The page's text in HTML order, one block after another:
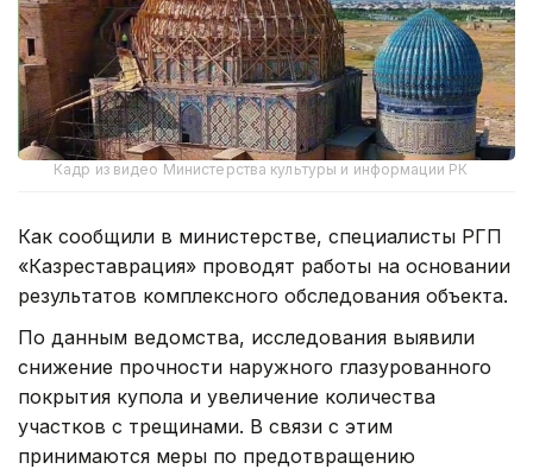
Кадр из видео Министерства культуры и информации РК
Как сообщили в министерстве, специалисты РГП
«Казреставрация» проводят работы на основании
результатов комплексного обследования объекта.
По данным ведомства, исследования выявили
снижение прочности наружного глазурованного
покрытия купола и увеличение количества
участков с трещинами. В связи с этим
принимаются меры по предотвращению